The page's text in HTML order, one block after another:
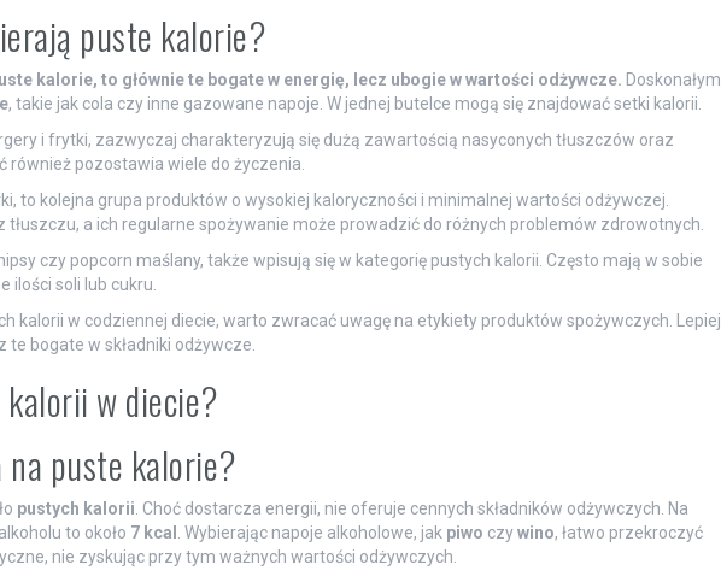
puste kalorie?
kalorie, to głównie te bogate w energię, lecz ubogie w wartości odżywcze. Doskonałym
, takie jak cola czy inne gazowane napoje. W jednej butelce mogą się znajdować setki kalorii.
i frytki, zazwyczaj charakteryzują się dużą zawartością nasyconych tłuszczów oraz
również pozostawia wiele do życzenia.
to kolejna grupa produktów o wysokiej kaloryczności i minimalnej wartości odżywczej.
tłuszczu, a ich regularne spożywanie może prowadzić do różnych problemów zdrowotnych.
czy popcorn maślany, także wpisują się w kategorię pustych kalorii. Często mają w sobie
ilości soli lub cukru.
kalorii w codziennej diecie, warto zwracać uwagę na etykiety produktów spożywczych. Lepiej
te bogate w składniki odżywcze.
w diecie?
na puste kalorie?
pustych kalorii. Choć dostarcza energii, nie oferuje cennych składników odżywczych. Na
to około 7 kcal . Wybierając napoje alkoholowe, jak piwo czywino, łatwo przekroczyć
nie zyskując przy tym ważnych wartości odżywczych.